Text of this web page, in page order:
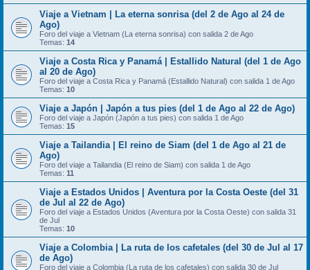
Viaje a Vietnam | La eterna sonrisa (del 2 de Ago al 24 de
Ago)
Foro del viaje a Vietnam (La eterna sonrisa) con salida 2 de Ago
Temas: 14
Viaje a Costa Rica y Panamá | Estallido Natural (del 1 de Ago
al 20 de Ago)
Foro del viaje a Costa Rica y Panamá (Estallido Natural) con salida 1 de Ago
Temas: 10
Viaje a Japón | Japón a tus pies (del 1 de Ago al 22 de Ago)
Foro del viaje a Japón (Japón a tus pies) con salida 1 de Ago
Temas: 15
Viaje a Tailandia | El reino de Siam (del 1 de Ago al 21 de
Ago)
Foro del viaje a Tailandia (El reino de Siam) con salida 1 de Ago
Temas: 11
Viaje a Estados Unidos | Aventura por la Costa Oeste (del 31
de Jul al 22 de Ago)
Foro del viaje a Estados Unidos (Aventura por la Costa Oeste) con salida 31
de Jul
Temas: 10
Viaje a Colombia | La ruta de los cafetales (del 30 de Jul al 17
de Ago)
Foro del viaje a Colombia (La ruta de los cafetales) con salida 30 de Jul